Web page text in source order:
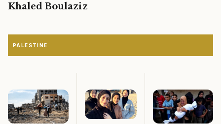
Khaled Boulaziz
PALESTINE